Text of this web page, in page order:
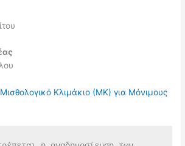
Κλιμάκιο (ΜΚ) για Μόνιμους